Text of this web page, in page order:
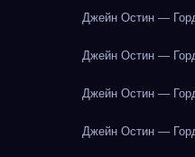
Джейн Остин —
Джейн Остин —
Джейн Остин —
Джейн Остин —